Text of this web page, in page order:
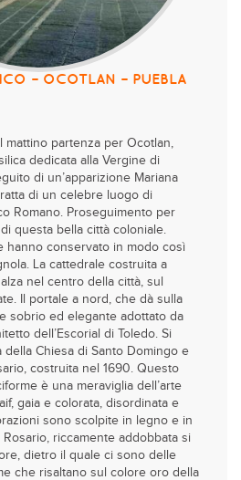
– OCOTLAN – PUEBLA
mattino partenza per Ocotlan,
dedicata alla Vergine di
di un’apparizione Mariana
di un celebre luogo di
Romano. Proseguimento per
questa bella città coloniale.
hanno conservato in modo così
La cattedrale costruita a
nel centro della città, sul
Il portale a nord, che dà sulla
sobrio ed elegante adottato da
dell’Escorial di Toledo. Si
Chiesa di Santo Domingo e
costruita nel 1690. Questo
è una meraviglia dell’arte
gaia e colorata, disordinata e
sono scolpite in legno e in
riccamente addobbata si
dietro il quale ci sono delle
che risaltano sul colore oro della